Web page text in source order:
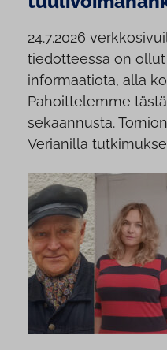
24.7.2026
tiedotteessa on
informaatiota, alla
Pahoittelemme
sekaannusta.
Verianilla